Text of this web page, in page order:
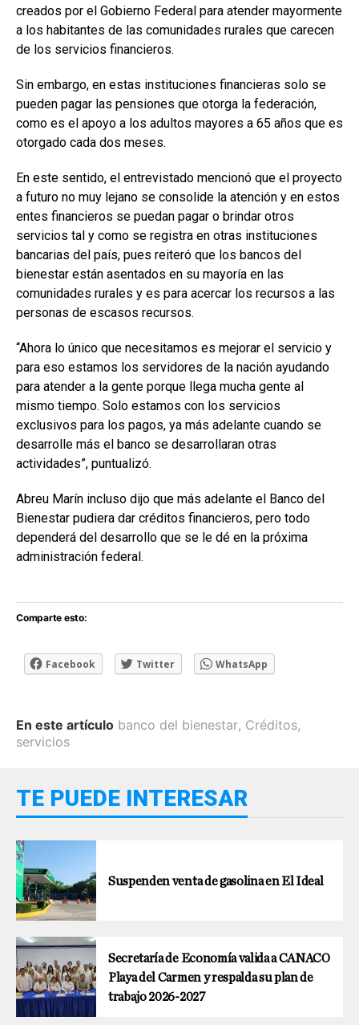
creados por el Gobierno Federal para atender mayormente
a los habitantes de las comunidades rurales que carecen
de los servicios financieros.
Sin embargo, en estas instituciones financieras solo se
pueden pagar las pensiones que otorga la federación,
como es el apoyo a los adultos mayores a 65 años que es
otorgado cada dos meses.
En este sentido, el entrevistado mencionó que el proyecto
a futuro no muy lejano se consolide la atención y en estos
entes financieros se puedan pagar o brindar otros
servicios tal y como se registra en otras instituciones
bancarias del país, pues reiteró que los bancos del
bienestar están asentados en su mayoría en las
comunidades rurales y es para acercar los recursos a las
personas de escasos recursos.
“Ahora lo único que necesitamos es mejorar el servicio y
para eso estamos los servidores de la nación ayudando
para atender a la gente porque llega mucha gente al
mismo tiempo. Solo estamos con los servicios
exclusivos para los pagos, ya más adelante cuando se
desarrolle más el banco se desarrollaran otras
actividades”, puntualizó.
Abreu Marín incluso dijo que más adelante el Banco del
Bienestar pudiera dar créditos financieros, pero todo
dependerá del desarrollo que se le dé en la próxima
administración federal.
Comparte esto:
Facebook Twitter WhatsApp
En este artículo banco del bienestar, Créditos,
servicios
TE PUEDE INTERESAR
Suspenden venta de gasolina en El Ideal
Secretaría de Economía valida a CANACO
Playa del Carmen y respalda su plan de
trabajo 2026-2027